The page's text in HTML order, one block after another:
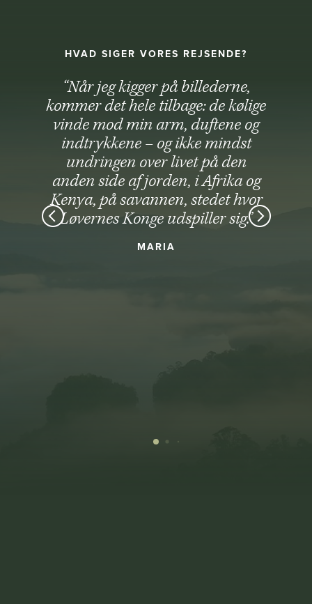
HVAD SIGER VORES REJSENDE?
“Når jeg kigger på billederne,
kommer det hele tilbage: de kølige
vinde mod min arm, duftene og
indtrykkene – og ikke mindst
undringen over livet på den
anden side af jorden, i Afrika og
Kenya, på savannen, stedet hvor
Løvernes Konge udspiller sig.”
MARIA